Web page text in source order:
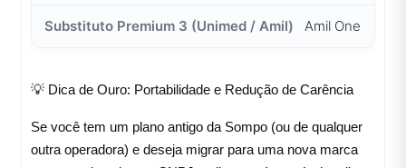
Amil One
💡 Dica de Ouro: Portabilidade e Redução de Carência
Se você tem um plano antigo da Sompo (ou de qualquer
outra operadora) e deseja migrar para uma nova marca